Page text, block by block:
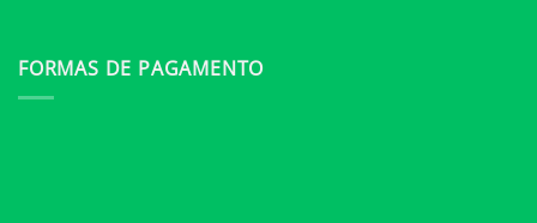
FORMAS DE PAGAMENTO